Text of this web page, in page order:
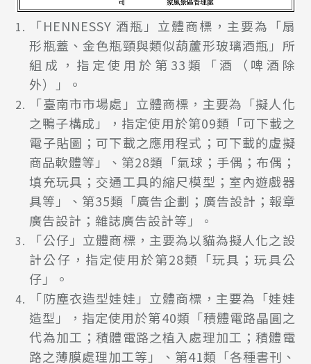
「HENNESSY 酒瓶」立體商標，主要為「扇
形瓶蓋、金色瓶頸與類似葫蘆形玻璃酒瓶」所
組成，指定使用於第33類「酒（啤酒除
外）」。
「臺南市市場處」立體商標，主要為「擬人化
之鴨子構成」，指定使用於第09類「可下載之
電子貼圖；可下載之應用程式；可下載的虛擬
商品軟體等」、第28類「氣球；手偶；布偶；
填充玩具；交通工具的縮尺模型；室內遊戲器
具等」、第35類「廣告企劃；廣告設計；報章
廣告設計；雜誌廣告設計等」
。
「公仔」立體商標，主要為以貓為擬人化之設
計公仔，指定使用於第28類「玩具；玩具公
仔」。
「防塵衣造型娃娃」立體商標，主要為「娃娃
造型」，指定使用於第40類「積體電路晶圓之
代為加工；積體電路之植入處理加工；積體電
路之薄膜處理加工等」、第41類「各種書刊、